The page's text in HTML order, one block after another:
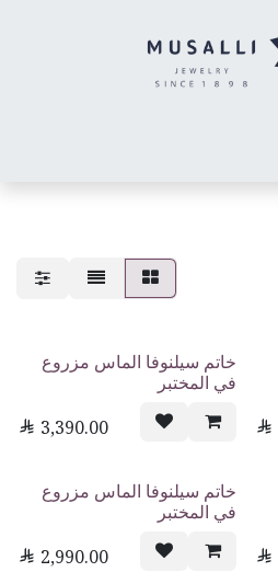

خاتم سيلنوفا الماس مزروع
في المختبر
 3,390.00

خاتم سيلنوفا الماس مزروع
في المختبر
 2,990.00